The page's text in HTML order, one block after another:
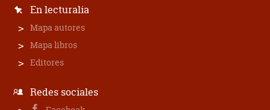
En lecturalia
Mapa autores
Mapa libros
Editores
Redes sociales